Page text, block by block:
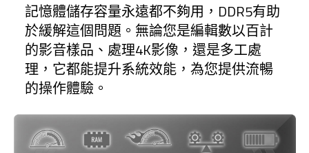
記憶體儲存容量永遠都不夠用，DDR5有助
於緩解這個問題。無論您是編輯數以百計
的影音樣品、處理4K影像，還是多工處
理，它都能提升系統效能，為您提供流暢
的操作體驗。